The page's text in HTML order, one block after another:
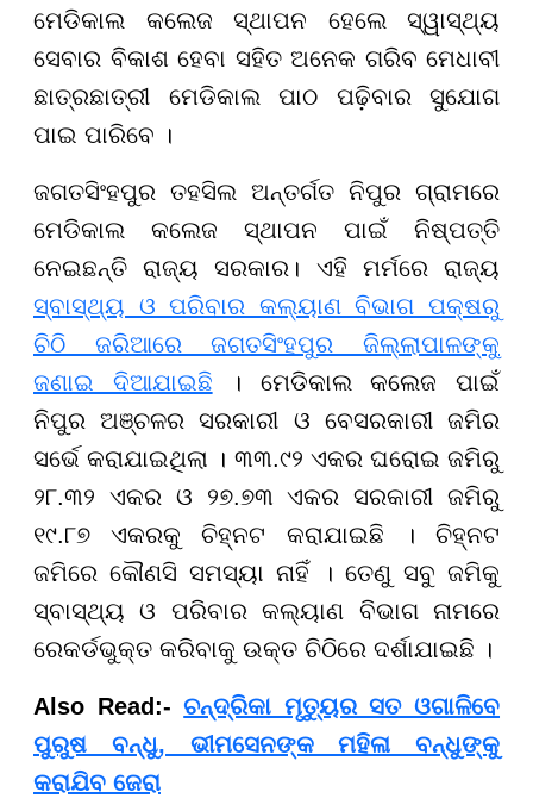
ମେଡିକାଲ କଲେଜ ସ୍ଥାପନ ହେଲେ ସ୍ୱାସ୍ଥ୍ୟ
ସେବାର ବିକାଶ ହେବା ସହିତ ଅନେକ ଗରିବ ମେଧାବୀ
ଛାତ୍ରଛାତ୍ରୀ ମେଡିକାଲ ପାଠ ପଢ଼ିବାର ସୁଯୋଗ
ପାଇ ପାରିବେ ।
ଜଗତସିଂହପୁର ତହସିଲ ଅନ୍ତର୍ଗତ ନିପୁର ଗ୍ରାମରେ
ମେଡିକାଲ କଲେଜ ସ୍ଥାପନ ପାଇଁ ନିଷ୍ପତ୍ତି
ନେଇଛନ୍ତି ରାଜ୍ୟ ସରକାର। ଏହି ମର୍ମରେ ରାଜ୍ୟ
ସ୍ବାସ୍ଥ୍ୟ ଓ ପରିବାର କଲ୍ୟାଣ ବିଭାଗ ପକ୍ଷରୁ
ଚିଠି ଜରିଆରେ ଜଗତସିଂହପୁର ଜିଲ୍ଲାପାଳଙ୍କୁ
ଜଣାଇ ଦିଆଯାଇଛି । ମେଡିକାଲ କଲେଜ ପାଇଁ
ନିପୁର ଅଞ୍ଚଳର ସରକାରୀ ଓ ବେସରକାରୀ ଜମିର
ସର୍ଭେ କରାଯାଇଥିଲା । ୩୩.୯୨ ଏକର ଘରୋଇ ଜମିରୁ
୨୮.୩୨ ଏକର ଓ ୨୭.୭୩ ଏକର ସରକାରୀ ଜମିରୁ
୧୯.୮୭ ଏକରକୁ ଚିହ୍ନଟ କରାଯାଇଛି । ଚିହ୍ନଟ
ଜମିରେ କୌଣସି ସମସ୍ୟା ନାହିଁ । ତେଣୁ ସବୁ ଜମିକୁ
ସ୍ବାସ୍ଥ୍ୟ ଓ ପରିବାର କଲ୍ୟାଣ ବିଭାଗ ନାମରେ
ରେକର୍ଡଭୁକ୍ତ କରିବାକୁ ଉକ୍ତ ଚିଠିରେ ଦର୍ଶାଯାଇଛି ।
Also Read:-ଚନ୍ଦ୍ରିକା ମୃତ୍ୟୁର ସତ ଓଗାଳିବେ
ପୁରୁଷ ବନ୍ଧୁ, ଭୀମସେନଙ୍କ ମହିଳା ବନ୍ଧୁଙ୍କୁ
କରାଯିବ ଜେରା